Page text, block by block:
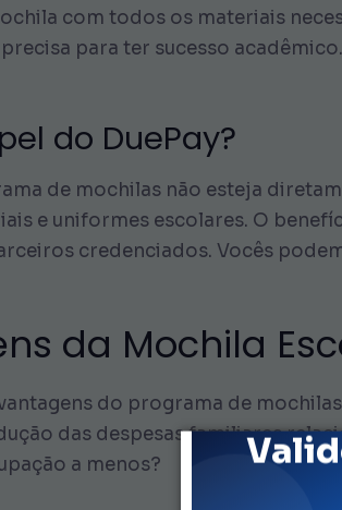
com todos os materiais
para ter sucesso acadêmico.
do DuePay?
de mochilas não esteja
e uniformes escolares. O
credenciados. Vocês
da Mochila
do programa de
das despesas familiares
a menos?